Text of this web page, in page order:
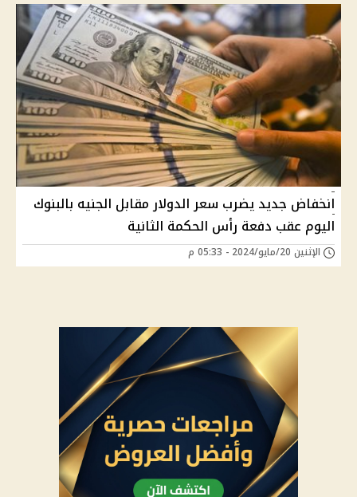
انخفاض جديد يضرب سعر الدولار مقابل الجنيه بالبنوك
اليوم عقب دفعة رأس الحكمة الثانية
الإثنين 20/مايو/2024 - 05:33 م